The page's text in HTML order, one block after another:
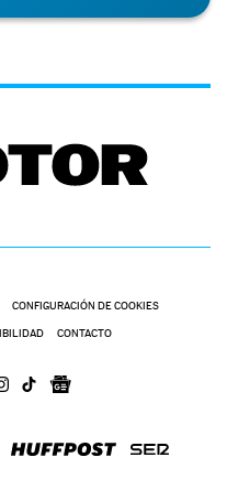
CONFIGURACIÓN DE COOKIES
CONTACTO